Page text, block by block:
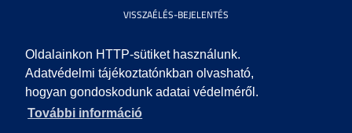
Oldalainkon HTTP-sütiket használunk.
Adatvédelmi tájékoztatónkban olvasható,
hogyan gondoskodunk adatai védelméről.
További információ
VISSZAÉLÉS-BEJELENTÉS
KÖZÉRDEKŰ ADATOK
IMPRESSZUM